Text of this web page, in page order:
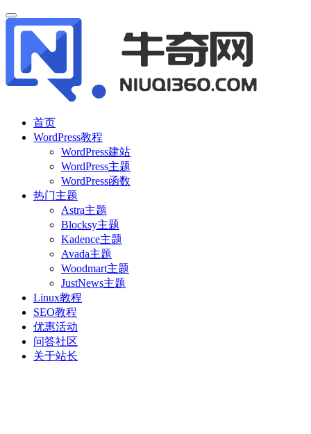
首页
WordPress教程
WordPress建站
WordPress主题
WordPress函数
热门主题
Astra主题
Blocksy主题
Kadence主题
Avada主题
Woodmart主题
JustNews主题
Linux教程
SEO教程
优惠活动
问答社区
关于站长